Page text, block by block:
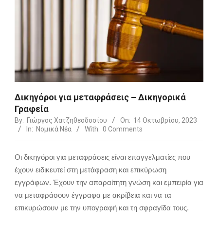
Δικηγόροι για μεταφράσεις – Δικηγορικά
Γραφεία
By: Γιώργος Χατζηθεοδοσίου On: 14 Οκτωβρίου, 2023
In: Νομικά Νέα With: 0 Comments
Οι δικηγόροι για μεταφράσεις είναι επαγγελματίες που
έχουν ειδικευτεί στη μετάφραση και επικύρωση
εγγράφων. Έχουν την απαραίτητη γνώση και εμπειρία για
να μεταφράσουν έγγραφα με ακρίβεια και να τα
επικυρώσουν με την υπογραφή και τη σφραγίδα τους.